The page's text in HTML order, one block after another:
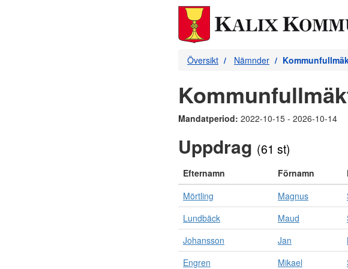
Översikt Nämnder
Mandatperiod: 2022-10-15 - 2026-10-14
Uppdrag (61 st)
Efternamn Förnamn
Mörtling
Magnus
Lundbäck
Maud
Johansson
Jan
Engren
Mikael